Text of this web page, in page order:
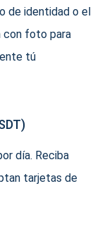
de identidad o el
con foto para
tú
día. Reciba
tarjetas de